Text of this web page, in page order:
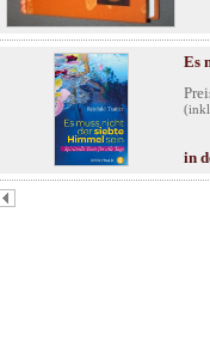
Es
in